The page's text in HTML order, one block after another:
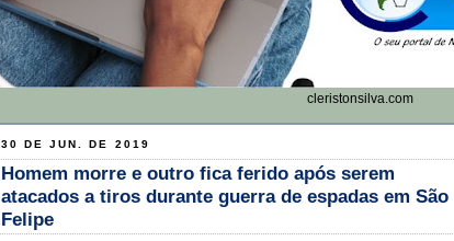
cleristonsilva.com
30 DE JUN. DE 2019
Homem morre e outro fica ferido após serem
atacados a tiros durante guerra de espadas em São
Felipe